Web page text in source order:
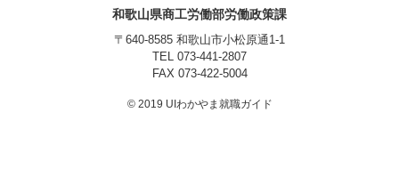
プライバシーポリシー
和歌山県商工労働部労働政策課
〒640-8585 和歌山市小松原通1-1
TEL 073-441-2807
FAX 073-422-5004
© 2019 UIわかやま就職ガイド